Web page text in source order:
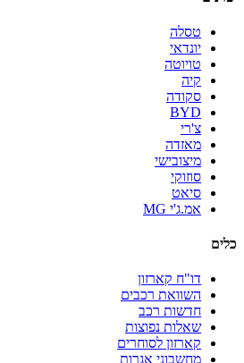
טסלה
יונדאי
טויוטה
קיה
סקודה
BYD
צ'רי
מאזדה
מיצובישי
סוזוקי
סיאט
אמ.ג'י MG
כלים
דו"ח קארזון
השוואת רכבים
חדשות רכב
שאלות נפוצות
קארזון לסוחרים
מחשבוני אגרות